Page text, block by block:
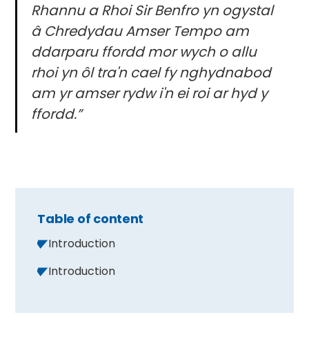
Rhannu a Rhoi Sir Benfro yn ogystal
â Chredydau Amser Tempo am
ddarparu ffordd mor wych o allu
rhoi yn ôl tra'n cael fy nghydnabod
am yr amser rydw i'n ei roi ar hyd y
ffordd.”
Table of content
Introduction
Introduction